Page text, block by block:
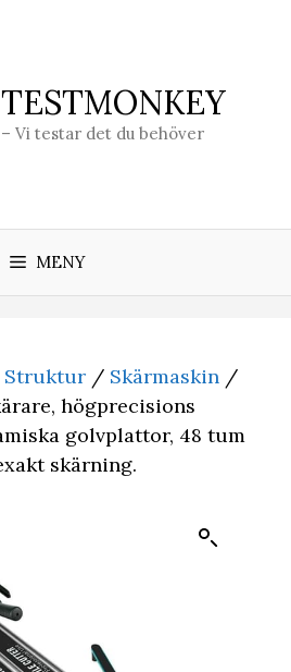
TESTMONKEY
– Vi testar det du behöver
MENY
Struktur / Skärmaskin /
högprecisions
golvplattor, 48 tum
skärning.